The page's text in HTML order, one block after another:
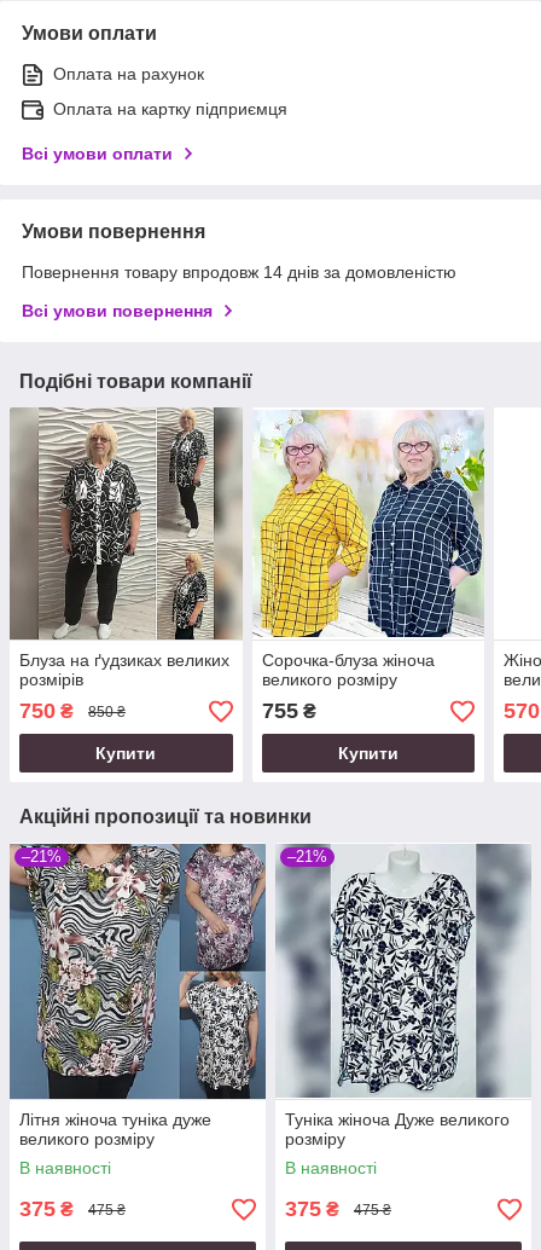
Умови оплати
Оплата на рахунок
Оплата на картку підприємця
Всі умови оплати
Умови повернення
Повернення товару впродовж 14 днів за домовленістю
Всі умови повернення
Подібні товари компанії
Блуза на ґудзиках великих
розмірів
750 ₴ 850 ₴
Купити
Сорочка-блуза жіноча
великого розміру
755₴
Купити
570
Акційні пропозиції та новинки
–21%
Літня жіноча туніка дуже
великого розміру
В наявності
375 ₴ 475 ₴
–21%
Туніка жіноча Дуже великого
розміру
В наявності
375 ₴ 475 ₴